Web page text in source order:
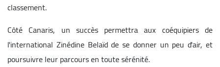
classement.
Côté Canaris, un succès permettra aux coéquipiers de
l'international Zinédine Belaïd de se donner un peu d'air, et
poursuivre leur parcours en toute sérénité.